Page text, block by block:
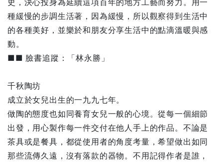
種緩慢的步調生活著，因為緩慢，所以觀察得到生活中
的各種美好，並樂於和朋友分享生活中的點滴溫暖與感
動。
■■ 臉書追蹤：「林永勝」
千秋陶坊
成立於女兒出生的一九九七年。
做陶的態度也如同養育女兒一般的心境。從每一個細節
出發，用心製作每一件交付在他人手上的作品。不論是
茶具或是餐具，都從使用者的角度考量，希望做出如同
那些流傳久遠，沒有落款的器物。不用記得作者是誰，